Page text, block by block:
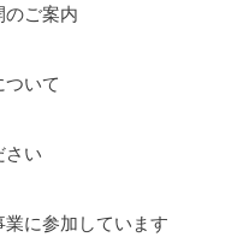
のご案内
ついて
さい
に参加しています